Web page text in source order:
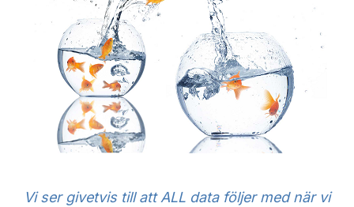
Vi ser givetvis till att ALL data följer med när vi